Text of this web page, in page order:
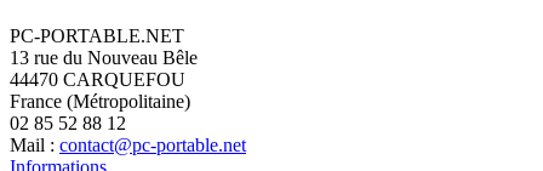
PC-PORTABLE.NET
13 rue du Nouveau Bêle
44470 CARQUEFOU
France (Métropolitaine)
02 85 52 88 12
Mail : contact@pc-portable.net
Informations